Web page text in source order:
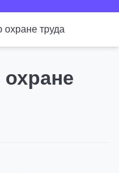
охране труда